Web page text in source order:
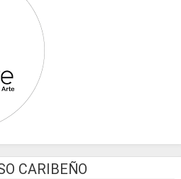
CARIBEÑO